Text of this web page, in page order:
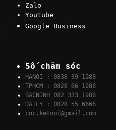
Zalo
Youtube
Google Business
Số chăm sóc
HANOI : 0838 39 1988
TPHCM : 0828 66 1988
BACNINH 082 333 1988
DAILY : 0828 55 6666
cnc.ketnoi@gmail.com